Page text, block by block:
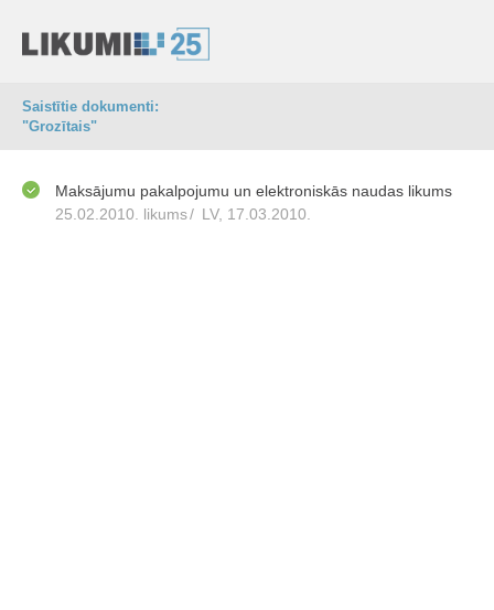
Saistītie dokumenti:
"Grozītais"
Maksājumu pakalpojumu un elektroniskās naudas likums
25.02.2010. likums/ LV, 17.03.2010.